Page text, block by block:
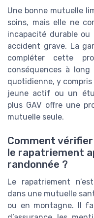
Une bonne mutuelle
soins, mais elle ne
incapacité durable
accident grave. La
compléter cette
conséquences à
quotidienne, y
jeune actif ou un
plus GAV offre une
mutuelle seule.
Comment
le rapatriement
randonnée ?
Le rapatriement
dans une mutuelle
ou en montagne. Il